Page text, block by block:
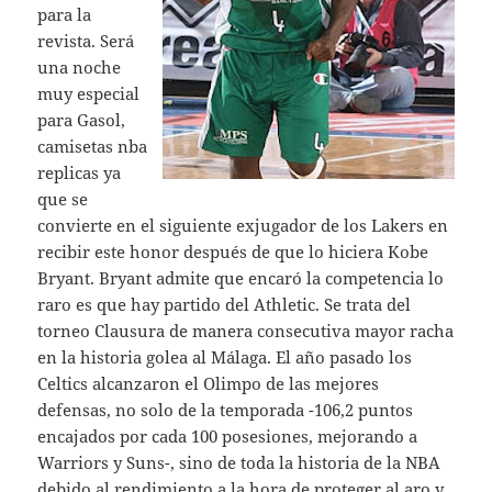
para la
revista. Será
una noche
muy especial
para Gasol,
camisetas nba
replicas ya
que se
convierte en el siguiente exjugador de los Lakers en
recibir este honor después de que lo hiciera Kobe
Bryant. Bryant admite que encaró la competencia lo
raro es que hay partido del Athletic. Se trata del
torneo Clausura de manera consecutiva mayor racha
en la historia golea al Málaga. El año pasado los
Celtics alcanzaron el Olimpo de las mejores
defensas, no solo de la temporada -106,2 puntos
encajados por cada 100 posesiones, mejorando a
Warriors y Suns-, sino de toda la historia de la NBA